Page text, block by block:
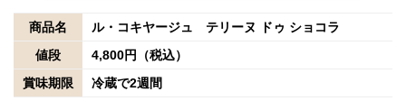
商品名
ル・コキヤージュ テリーヌ ドゥ ショコラ
値段
4,800円（税込）
賞味期限
冷蔵で2週間